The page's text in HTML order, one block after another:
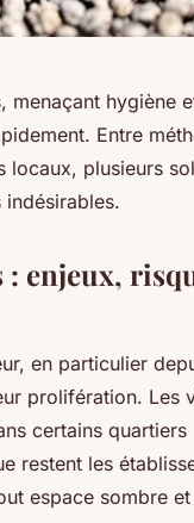
menaçant hygiène
Entre
locaux, plusieurs
enjeux,
en particulier
prolifération. Les
certains quartiers
restent les
espace sombre